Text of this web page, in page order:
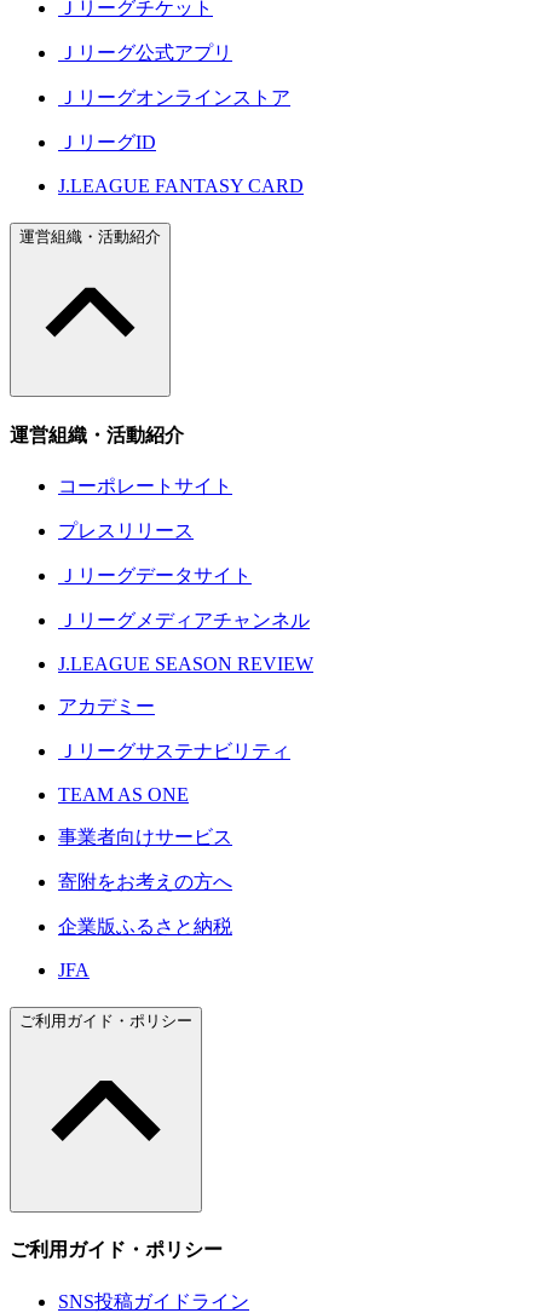
Ｊリーグチケット
Ｊリーグ公式アプリ
Ｊリーグオンラインストア
ＪリーグID
J.LEAGUE FANTASY CARD
運営組織・活動紹介
運営組織・活動紹介
コーポレートサイト
プレスリリース
Ｊリーグデータサイト
Ｊリーグメディアチャンネル
J.LEAGUE SEASON REVIEW
アカデミー
Ｊリーグサステナビリティ
TEAM AS ONE
事業者向けサービス
寄附をお考えの方へ
企業版ふるさと納税
JFA
ご利用ガイド・ポリシー
ご利用ガイド・ポリシー
SNS投稿ガイドライン